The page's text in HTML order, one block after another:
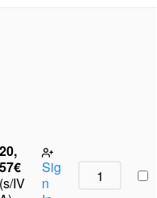
20,
57€
(s/IV
Sig
n